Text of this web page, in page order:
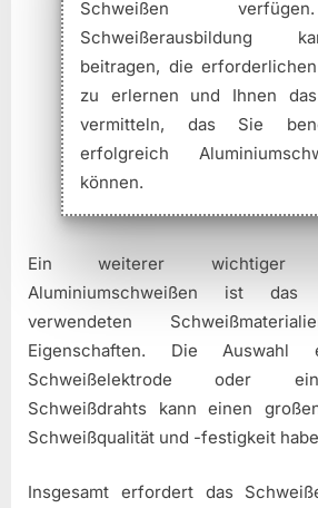
Schweißen
Schweißerausbildung
beitragen, die
zu erlernen und Ihnen
vermitteln, das Sie
erfolgreich
können.
Ein weiterer wichtiger
Aluminiumschweißen ist das
verwendeten
Eigenschaften. Die Auswahl
Schweißelektrode oder
Schweißdrahts kann einen
Schweißqualität und -festigkeit
Insgesamt erfordert das